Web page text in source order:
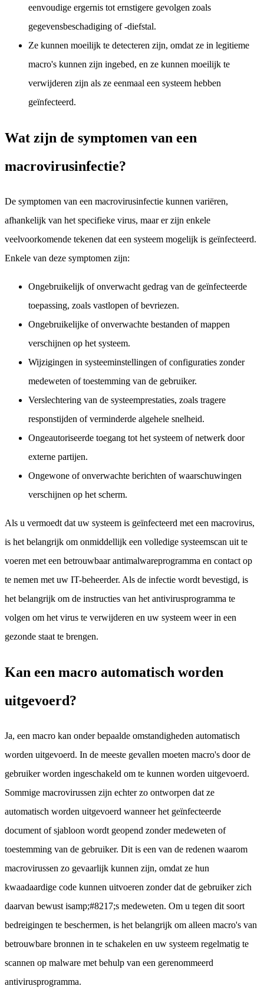
eenvoudige ergernis tot ernstigere gevolgen zoals
gegevensbeschadiging of -diefstal.
Ze kunnen moeilijk te detecteren zijn, omdat ze in legitieme
macro's kunnen zijn ingebed, en ze kunnen moeilijk te
verwijderen zijn als ze eenmaal een systeem hebben
geïnfecteerd.
Wat zijn de symptomen van een
macrovirusinfectie?
De symptomen van een macrovirusinfectie kunnen variëren,
afhankelijk van het specifieke virus, maar er zijn enkele
veelvoorkomende tekenen dat een systeem mogelijk is geïnfecteerd.
Enkele van deze symptomen zijn:
Ongebruikelijk of onverwacht gedrag van de geïnfecteerde
toepassing, zoals vastlopen of bevriezen.
Ongebruikelijke of onverwachte bestanden of mappen
verschijnen op het systeem.
Wijzigingen in systeeminstellingen of configuraties zonder
medeweten of toestemming van de gebruiker.
Verslechtering van de systeemprestaties, zoals tragere
responstijden of verminderde algehele snelheid.
Ongeautoriseerde toegang tot het systeem of netwerk door
externe partijen.
Ongewone of onverwachte berichten of waarschuwingen
verschijnen op het scherm.
Als u vermoedt dat uw systeem is geïnfecteerd met een macrovirus,
is het belangrijk om onmiddellijk een volledige systeemscan uit te
voeren met een betrouwbaar antimalwareprogramma en contact op
te nemen met uw IT-beheerder. Als de infectie wordt bevestigd, is
het belangrijk om de instructies van het antivirusprogramma te
volgen om het virus te verwijderen en uw systeem weer in een
gezonde staat te brengen.
Kan een macro automatisch worden
uitgevoerd?
Ja, een macro kan onder bepaalde omstandigheden automatisch
worden uitgevoerd. In de meeste gevallen moeten macro's door de
gebruiker worden ingeschakeld om te kunnen worden uitgevoerd.
Sommige macrovirussen zijn echter zo ontworpen dat ze
automatisch worden uitgevoerd wanneer het geïnfecteerde
document of sjabloon wordt geopend zonder medeweten of
toestemming van de gebruiker. Dit is een van de redenen waarom
macrovirussen zo gevaarlijk kunnen zijn, omdat ze hun
kwaadaardige code kunnen uitvoeren zonder dat de gebruiker zich
daarvan bewust isamp;#8217;s medeweten. Om u tegen dit soort
bedreigingen te beschermen, is het belangrijk om alleen macro's van
betrouwbare bronnen in te schakelen en uw systeem regelmatig te
scannen op malware met behulp van een gerenommeerd
antivirusprogramma.